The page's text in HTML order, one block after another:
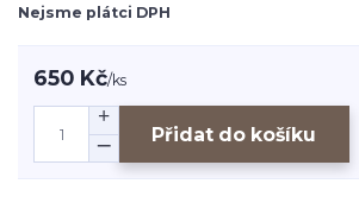
Nejsme plátci DPH
650 Kč/ks
Přidat do košíku